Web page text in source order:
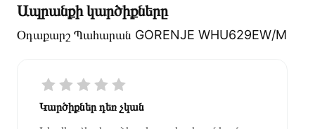
Ապրանքի կարծիքները
Օդաքարշ Պահարան GORENJE WHU629EW/M
Կարծիքներ դեռ չկան